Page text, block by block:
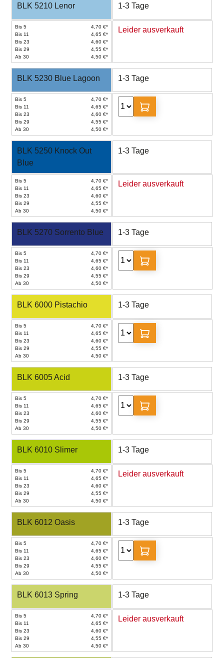
BLK 5210 Lenor 1-3 Tage
Bis 5
4,70 €*
Bis 11
4,65 €*
Bis 23
4,60 €*
Bis 29
4,55 €*
Ab 30
4,50 €*
Leider ausverkauft
BLK 5230 Blue Lagoon 1-3 Tage
Bis 5
4,70 €*
Bis 11
4,65 €*
Bis 23
4,60 €*
Bis 29
4,55 €*
Ab 30
4,50 €*
BLK 5250 Knock Out
Blue
1-3 Tage
Bis 5
4,70 €*
Bis 11
4,65 €*
Bis 23
4,60 €*
Bis 29
4,55 €*
Ab 30
4,50 €*
Leider ausverkauft
BLK 5270 Sorrento Blue 1-3 Tage
Bis 5
4,70 €*
Bis 11
4,65 €*
Bis 23
4,60 €*
Bis 29
4,55 €*
Ab 30
4,50 €*
BLK 6000 Pistachio 1-3 Tage
Bis 5
4,70 €*
Bis 11
4,65 €*
Bis 23
4,60 €*
Bis 29
4,55 €*
Ab 30
4,50 €*
BLK 6005 Acid 1-3 Tage
Bis 5
4,70 €*
Bis 11
4,65 €*
Bis 23
4,60 €*
Bis 29
4,55 €*
Ab 30
4,50 €*
BLK 6010 Slimer 1-3 Tage
Bis 5
4,70 €*
Bis 11
4,65 €*
Bis 23
4,60 €*
Bis 29
4,55 €*
Ab 30
4,50 €*
Leider ausverkauft
BLK 6012 Oasis 1-3 Tage
Bis 5
4,70 €*
Bis 11
4,65 €*
Bis 23
4,60 €*
Bis 29
4,55 €*
Ab 30
4,50 €*
BLK 6013 Spring 1-3 Tage
Bis 5
4,70 €*
Bis 11
4,65 €*
Bis 23
4,60 €*
Bis 29
4,55 €*
Ab 30
4,50 €*
Leider ausverkauft